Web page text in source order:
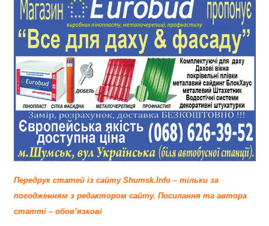
Передрук статей із сайту Shumsk.Info – тільки за
погодженням з редактором сайту. Посилання та автора
статті – обов’язкові